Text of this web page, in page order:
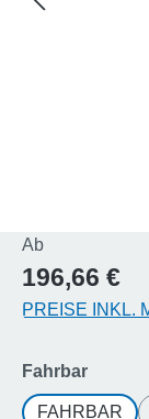
AbRegulärer
196,66 €
PREISE INKL.
Fahrbar
FAHRBAR